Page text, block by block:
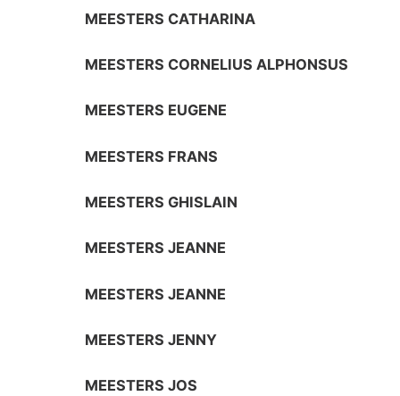
MEESTERS CATHARINA
MEESTERS CORNELIUS ALPHONSUS
MEESTERS EUGENE
MEESTERS FRANS
MEESTERS GHISLAIN
MEESTERS JEANNE
MEESTERS JEANNE
MEESTERS JENNY
MEESTERS JOS